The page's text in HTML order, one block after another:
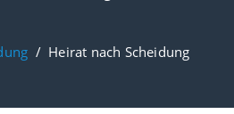
/ Heirat nach Scheidung